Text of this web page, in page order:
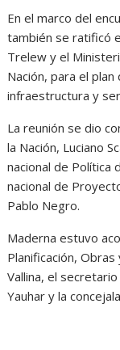
En el marco del
también se ratificó
Trelew y el
Nación, para el
infraestructura y
La reunión se dio
la Nación, Luciano
nacional de Política
nacional de
Pablo Negro.
Maderna estuvo
Planificación,
Vallina, el
Yauhar y la